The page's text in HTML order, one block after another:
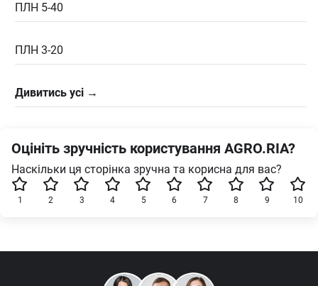
ПЛН 5-40
ПЛН 3-20
Дивитись усі →
Оцініть зручність користування AGRO.RIA?
Наскільки ця сторінка зручна та корисна для вас?
10
9
8
7
6
5
4
3
2
1